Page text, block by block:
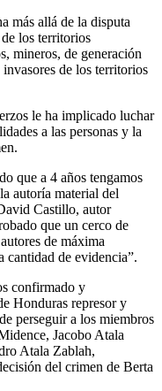
más allá de la disputa
los territorios
mineros, de generación
de los territorios
le ha implicado luchar
a las personas y la
que a 4 años tengamos
autoría material del
Castillo, autor
que un cerco de
de máxima
cantidad de evidencia”.
confirmado y
Honduras represor y
perseguir a los miembros
Jacobo Atala
Atala Zablah,
del crimen de Berta